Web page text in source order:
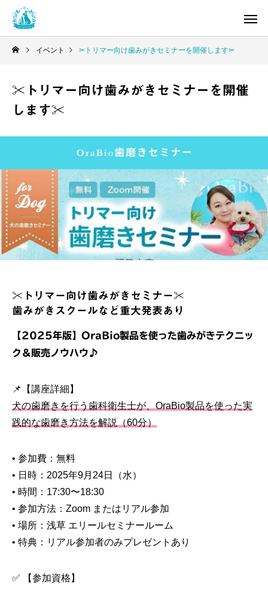
イベント ✂︎トリマー向け歯みがきセミナーを開催します✂︎
✂︎トリマー向け歯みがきセミナーを開催
します✂︎
✂︎トリマー向け歯みがきセミナー✂︎
歯みがきスクールなど重大発表あり
【2025年版】OraBio製品を使った歯みがきテクニッ
ク＆販売ノウハウ♪
📌【講座詳細】
犬の歯磨きを行う歯科衛生士が、OraBio製品を使った実
践的な歯磨き方法を解説（60分）
• 参加費：無料
• 日時：2025年9月24日（水）
• 時間：17:30〜18:30
• 参加方法：Zoom またはリアル参加
• 場所：浅草 エリールセミナールーム
• 特典：リアル参加者のみプレゼントあり
✅ 【参加資格】